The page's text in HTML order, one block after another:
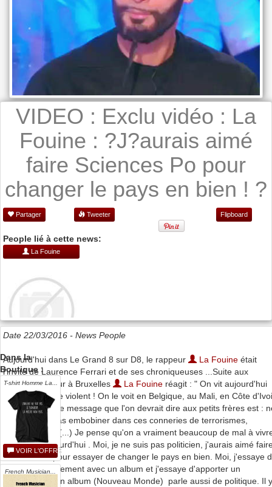
VIDEO : Exclu vidéo : La
Fouine : ?J?aurais aimé
faire Sciences Po pour
changer le pays en bien ! ?
Partager Tweeter Flipboard
People lié à cette news:
La Fouine
Date 22/03/2016 - News People
Aujourd'hui dans Le Grand 8 sur D8, le rappeur La Fouine était
l'invité de Laurence Ferrari et de ses chroniqueuses ...Suite aux
attentats du jour à Bruxelles
La Fouine réagit : " On vit aujourd'hui
dans un monde violent ! On le voit en Belgique, au Mali, en Côte
en France ... Le message que l'on devrait dire aux petits frères est :
vous laissez pas embobiner dans ces conneries de terrorismes,
de djihadisme (...) Je pense qu'on a vraiment beaucoup de mal à
ensemble aujourd'hui . Moi, je ne suis pas politicien, j'aurais aimé
Sciences Po pour essayer de changer le pays en bien. Moi, j'essaye
le faire modestement avec un album et j'essaye d'apporter un
message... Mon album (Nouveau Monde) parle aussi de politique. Il y
Dans la
Boutique :
T-shirt Homme La...
VOIR L'OFFRE
French Musician...